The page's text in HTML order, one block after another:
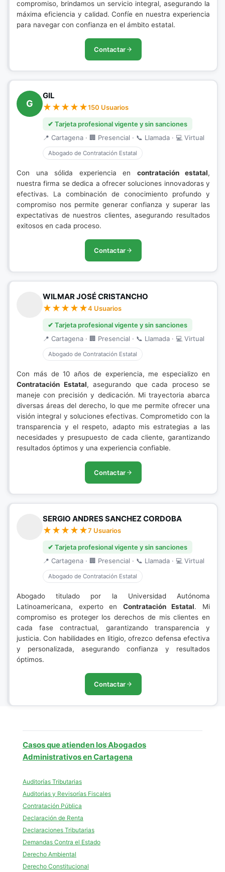
compromiso, brindamos un servicio integral, asegurando la
máxima eficiencia y calidad. Confíe en nuestra experiencia
para navegar con confianza en el ámbito estatal.
Contactar
G
GIL
150 Usuarios
✔ Tarjeta profesional vigente y sin sanciones
📍 Cartagena · 🏢 Presencial · 📞 Llamada · 💻 Virtual
Abogado de Contratación Estatal
Con una sólida experiencia en contratación estatal,
nuestra firma se dedica a ofrecer soluciones innovadoras y
efectivas. La combinación de conocimiento profundo y
compromiso nos permite generar confianza y superar las
expectativas de nuestros clientes, asegurando resultados
exitosos en cada proceso.
Contactar
WILMAR JOSÉ CRISTANCHO
4 Usuarios
✔ Tarjeta profesional vigente y sin sanciones
📍 Cartagena · 🏢 Presencial · 📞 Llamada · 💻 Virtual
Abogado de Contratación Estatal
Con más de 10 años de experiencia, me especializo en
Contratación Estatal, asegurando que cada proceso se
maneje con precisión y dedicación. Mi trayectoria abarca
diversas áreas del derecho, lo que me permite ofrecer una
visión integral y soluciones efectivas. Comprometido con la
transparencia y el respeto, adapto mis estrategias a las
necesidades y presupuesto de cada cliente, garantizando
resultados óptimos y una experiencia confiable.
Contactar
SERGIO ANDRES SANCHEZ CORDOBA
7 Usuarios
✔ Tarjeta profesional vigente y sin sanciones
📍 Cartagena · 🏢 Presencial · 📞 Llamada · 💻 Virtual
Abogado de Contratación Estatal
Abogado titulado por la Universidad Autónoma
Latinoamericana, experto en Contratación Estatal. Mi
compromiso es proteger los derechos de mis clientes en
cada fase contractual, garantizando transparencia y
justicia. Con habilidades en litigio, ofrezco defensa efectiva
y personalizada, asegurando confianza y resultados
óptimos.
Contactar
Casos que atienden los Abogados
Administrativos en Cartagena
Auditorías Tributarias
Auditorias y Revisorías Fiscales
Contratación Pública
Declaración de Renta
Declaraciones Tributarias
Demandas Contra el Estado
Derecho Ambiental
Derecho Constitucional